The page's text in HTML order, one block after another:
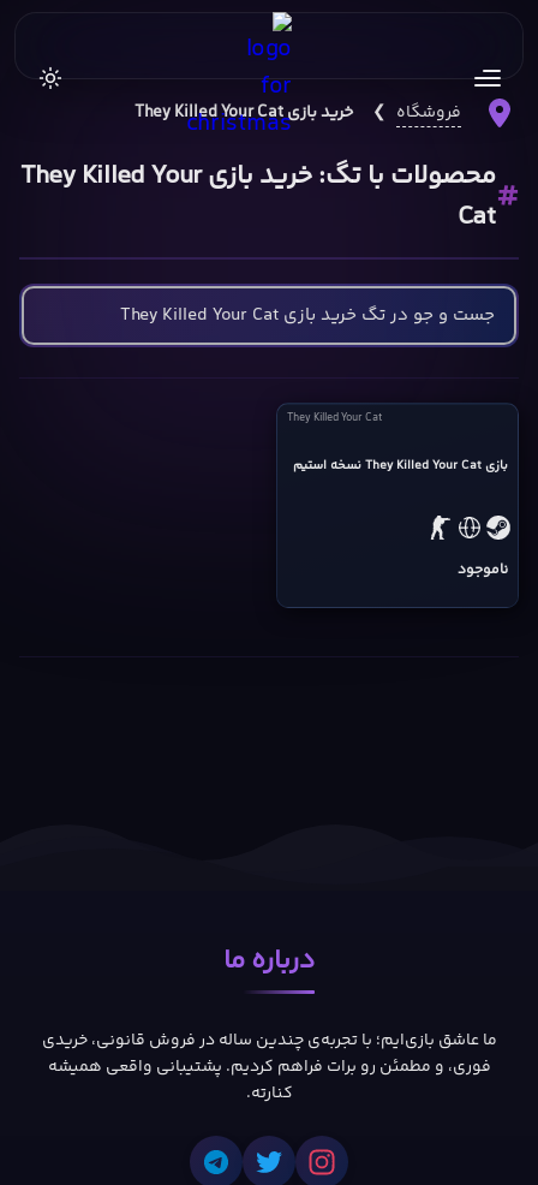
فروشگاه ❯ خرید بازی They Killed Your Cat
محصولات با تگ: خرید بازی They Killed Your
Cat
They
Your
cover
They Killed Your Cat
بازی They Killed Your Cat نسخه استیم
ناموجود
درباره ما
ما عاشق بازی‌ایم؛ با تجربه‌ی چندین ساله در فروش قانونی، خریدی
فوری، و مطمئن رو برات فراهم کردیم. پشتیبانی واقعی همیشه
کنارته.